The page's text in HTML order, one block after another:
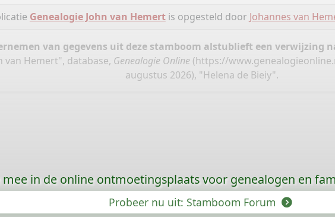
Genealogie John van Hemertis opgesteld door Johannes van
van gegevens uit deze stamboom alstublieft een verwijzing
van Hemert", database, Genealogie Online (https://
augustus 2026), "Helena de Bieiy".
mee in de online ontmoetingsplaats voor genealogen en
Probeer nu uit: Stamboom Forum